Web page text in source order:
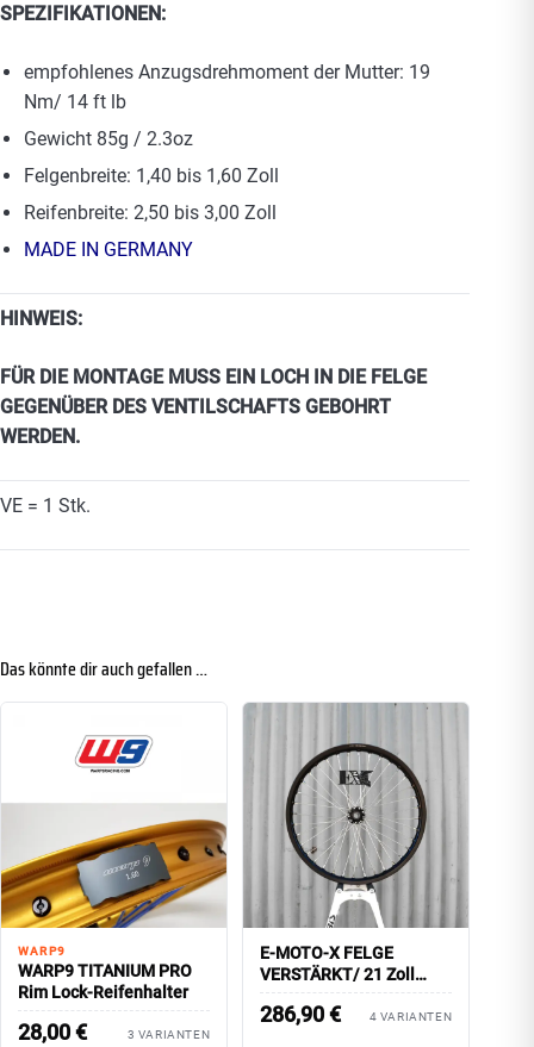
SPEZIFIKATIONEN:
empfohlenes Anzugsdrehmoment der Mutter: 19
Nm/ 14 ft lb
Gewicht 85g / 2.3oz
Felgenbreite: 1,40 bis 1,60 Zoll
Reifenbreite: 2,50 bis 3,00 Zoll
MADE IN GERMANY
HINWEIS:
FÜR DIE MONTAGE MUSS EIN LOCH IN DIE FELGE
GEGENÜBER DES VENTILSCHAFTS GEBOHRT
WERDEN.
VE = 1 Stk.
Das könnte dir auch gefallen …
WARP9
WARP9 TITANIUM PRO
Rim Lock-Reifenhalter
28,00€ 3 VARIANTEN
E-MOTO-X FELGE
VERSTÄRKT/ 21 Zoll
VORDERRAD PLUG-AND-
PLAY
286,90€ 4 VARIANTEN